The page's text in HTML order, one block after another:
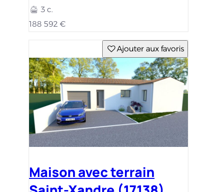
3 c.
188 592 €
Ajouter aux favoris
Maison avec terrain